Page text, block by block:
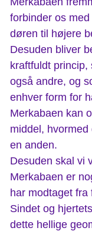
forbinder os
døren til højere
Desuden bliver
kraftfuldt princip,
også andre, og
enhver form for
Merkabaen kan
middel,
en anden.
Desuden skal vi
Merkabaen er
har modtaget fra
Sindet og
dette hellige